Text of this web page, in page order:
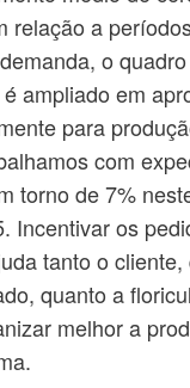
relação a
o
ampliado em
para
com
torno de 7%
Incentivar os
tanto o
quanto a
melhor a